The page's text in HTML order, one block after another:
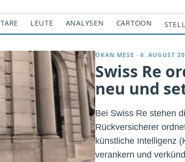
LEUTE ANALYSEN CARTOON
OKAN MESE ·6. AUGUST
Swiss Re
neu und
Bei Swiss Re stehen
Rückversicherer
künstliche Intelligenz
verankern und